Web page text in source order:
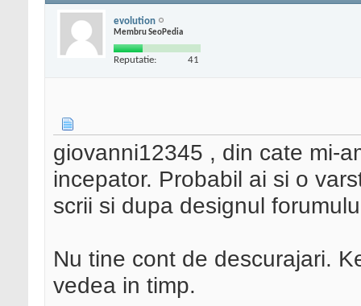
evolution
Membru SeoPedia
Reputatie: 41
giovanni12345 , din cate mi-
incepator. Probabil ai si o
scrii si dupa designul
Nu tine cont de descurajari.
vedea in timp.